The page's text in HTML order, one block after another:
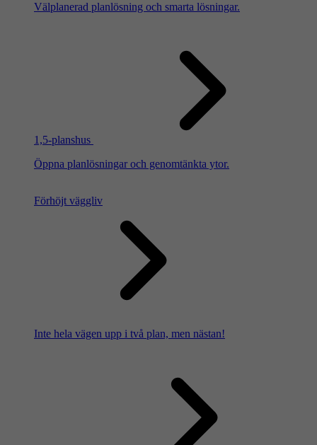
Välplanerad planlösning och smarta lösningar.
1,5-planshus
Öppna planlösningar och genomtänkta ytor.
Förhöjt väggliv
Inte hela vägen upp i två plan, men nästan!